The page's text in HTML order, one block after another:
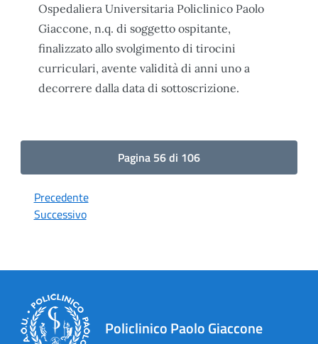
Ospedaliera Universitaria Policlinico Paolo
Giaccone, n.q. di soggetto ospitante,
finalizzato allo svolgimento di tirocini
curriculari, avente validità di anni uno a
decorrere dalla data di sottoscrizione.
Pagina 56 di 106
Precedente
Successivo
Policlinico Paolo Giaccone